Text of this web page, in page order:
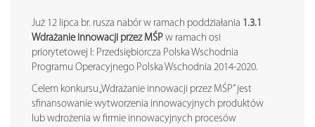
Już 12 lipca br. rusza nabór w ramach poddziałania 1.3.1
Wdrażanie innowacji przez MŚP w ramach osi
priorytetowej I: Przedsiębiorcza Polska Wschodnia
Programu Operacyjnego Polska Wschodnia 2014-2020.
Celem konkursu „Wdrażanie innowacji przez MŚP” jest
sfinansowanie wytworzenia innowacyjnych produktów
lub wdrożenia w firmie innowacyjnych procesów